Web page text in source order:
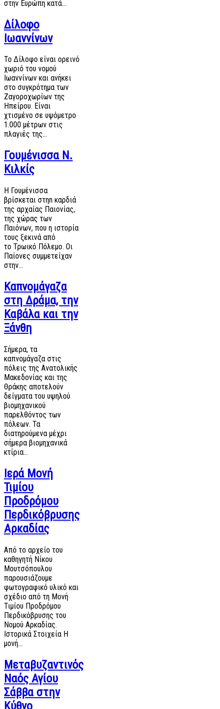
στην Ευρώπη κατά…
Δίλοφο
Ιωαννίνων
Το Δίλοφο είναι ορεινό
χωριό του νομού
Ιωαννίνων και ανήκει
στο συγκρότημα των
Ζαγοροχωρίων της
Ηπείρου. Είναι
χτισμένο σε υψόμετρο
1.000 μέτρων στις
πλαγιές της…
Γουμένισσα Ν.
Κιλκίς
Η Γουμένισσα
βρίσκεται στηn καρδιά
της αρχαίας Παιονίας,
της χώρας των
Παιόνων, που η ιστορία
τους ξεκινά από
το Τρωικό Πόλεμο. Oι
Παίονες συμμετείχαν
στην…
Καπνομάγαζα
στη Δράμα, την
Καβάλα και την
Ξάνθη
Σήμερα, τα
καπνομάγαζα στις
πόλεις της Ανατολικής
Μακεδονίας και της
Θράκης αποτελούν
δείγματα του υψηλού
βιομηχανικού
παρελθόντος των
πόλεων. Τα
διατηρούμενα μέχρι
σήμερα βιομηχανικά
κτίρια…
Ιερά Μονή
Τιμίου
Προδρόμου
Περδικόβρυσης
Αρκαδίας
Από το αρχείο του
καθηγητή Νίκου
Μουτσόπουλου
παρουσιάζουμε
φωτογραφικό υλικό και
σχέδιο από τη Μονή
Τιμίου Προδρόμου
Περδικόβρυσης του
Νομού Αρκαδίας.
Ιστορικά Στοιχεία Η
μονή…
Μεταβυζαντινός
Ναός Αγίου
Σάββα στην
Κύθνο